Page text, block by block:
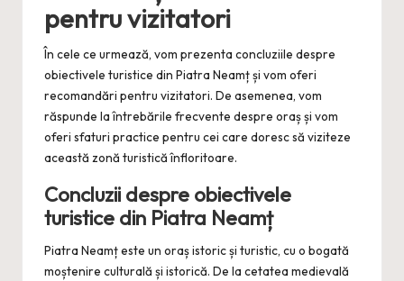
pentru vizitatori
În cele ce urmează, vom prezenta concluziile despre
obiectivele turistice din Piatra Neamț și vom oferi
recomandări pentru vizitatori. De asemenea, vom
răspunde la întrebările frecvente despre oraș și vom
oferi sfaturi practice pentru cei care doresc să viziteze
această zonă turistică înfloritoare.
Concluzii despre obiectivele
turistice din Piatra Neamț
Piatra Neamț este un oraș istoric și turistic, cu o bogată
moștenire culturală și istorică. De la cetatea medievală